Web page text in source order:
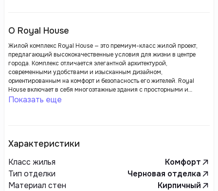
О Royal House
Жилой комплекс Royal House — это премиум-класс жилой проект,
предлагающий высококачественные условия для жизни в центре
города. Комплекс отличается элегантной архитектурой,
современными удобствами и изысканным дизайном,
ориентированным на комфорт и безопасность его жителей. Royal
House включает в себя многоэтажные здания с просторными и
светлыми квартирами, которые спроектированы с учетом
также включает в себя подземный паркинг, коммерческие помещения,
жизнь удобной и комфортной. Проект ориентирован на тех, кто ценит
качество, безопасность и престижное местоположение, сочетая
стильный внешний вид с функциональностью и высоким уровнем
сервиса.
Показать еще
Характеристики
Класс жилья
Комфорт
Тип отделки
Черновая отделка
Материал стен
Кирпичный